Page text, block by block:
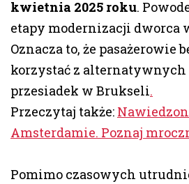
kwietnia 2025 roku.
etapy modernizacji dworca
Oznacza to, że pasażerowie
korzystać z alternatywnych
przesiadek w Brukseli.
Przeczytaj także:
Amsterdamie. Poznaj
Pomimo czasowych